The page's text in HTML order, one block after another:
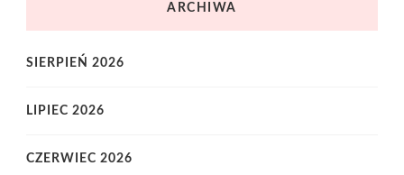
ARCHIWA
SIERPIEŃ 2026
LIPIEC 2026
CZERWIEC 2026